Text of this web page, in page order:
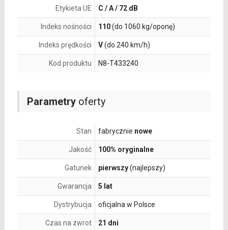
Parametryoferty
Stan fabrycznie nowe
Jakość 100% oryginalne
Gatunek pierwszy(najlepszy)
Gwarancja 5 lat
Dystrybucja oficjalna w Polsce
Czas na zwrot 21 dni
Etykieta UE C / A / 72 dB
Indeks nośności 110(do 1060 kg/oponę)
Indeks prędkości V(do 240 km/h)
Kod produktu N8-T433240